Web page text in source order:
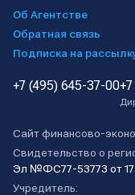
Об Агентстве
Обратная связь
Подписка на
+7 (495) 645-37-00
Сайт финансово-
Свидетельство о
Эл №ФС77-53773 от
Учредитель: